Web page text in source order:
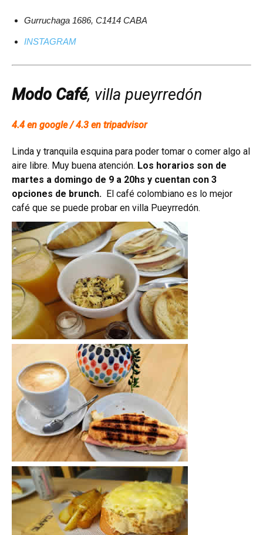
Gurruchaga 1686, C1414 CABA
INSTAGRAM
Modo Café, villa pueyrredón
4.4 en google / 4.3 en tripadvisor
Linda y tranquila esquina para poder tomar o comer algo al
aire libre. Muy buena atención. Los horarios son de
martes a domingo de 9 a 20hs y cuentan con 3
opciones de brunch. El café colombiano es lo mejor
café que se puede probar en villa Pueyrredón.